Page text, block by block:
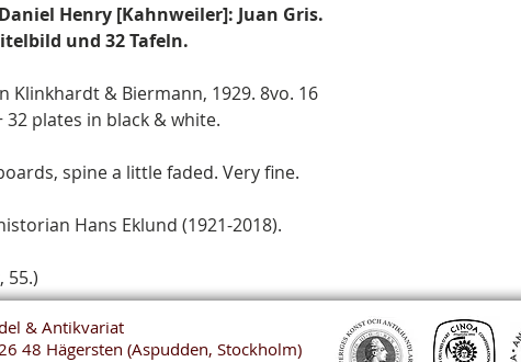
Daniel Henry [Kahnweiler]: Juan Gris.
und 32 Tafeln.
Klinkhardt & Biermann, 1929. 8vo. 16
plates in black & white.
spine a little faded. Very fine.
Hans Eklund (1921-2018).
55.)
& Antikvariat
48 Hägersten (Aspudden, Stockholm)